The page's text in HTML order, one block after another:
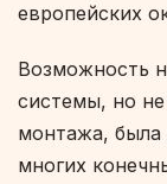
европейских
Возможность
системы, но не
монтажа,
многих